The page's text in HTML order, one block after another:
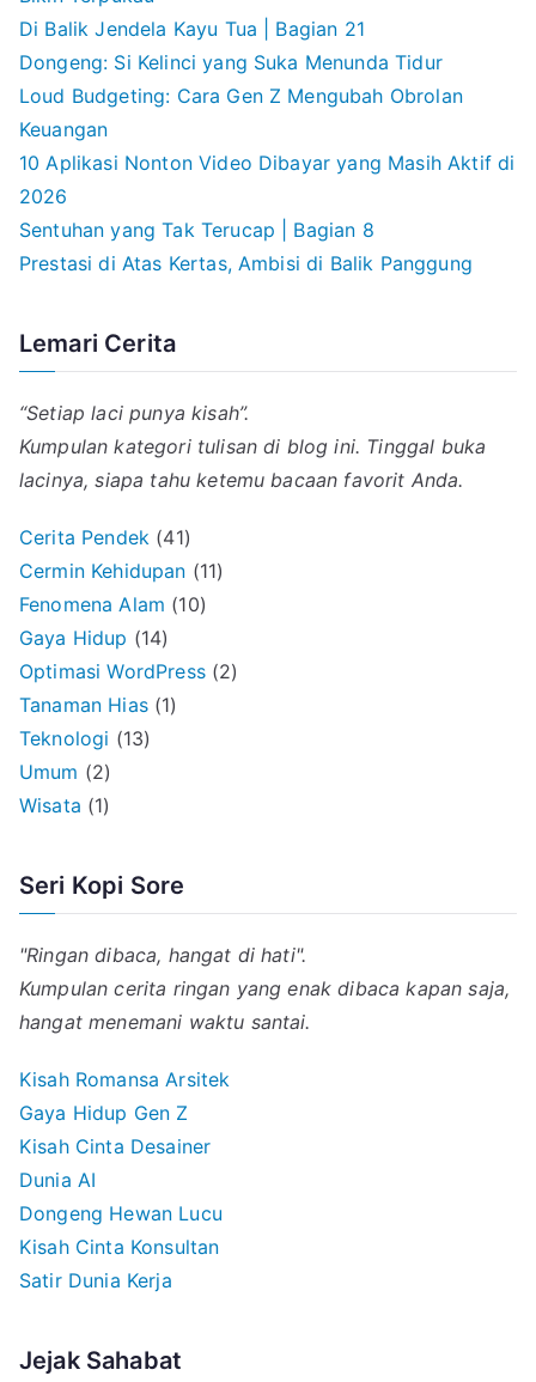
Di Balik Jendela Kayu Tua | Bagian 21
Dongeng: Si Kelinci yang Suka Menunda Tidur
Loud Budgeting: Cara Gen Z Mengubah Obrolan
Keuangan
10 Aplikasi Nonton Video Dibayar yang Masih Aktif di
2026
Sentuhan yang Tak Terucap | Bagian 8
Prestasi di Atas Kertas, Ambisi di Balik Panggung
Lemari Cerita
“Setiap laci punya kisah”.
Kumpulan kategori tulisan di blog ini. Tinggal buka
lacinya, siapa tahu ketemu bacaan favorit Anda.
Cerita Pendek (41)
Cermin Kehidupan (11)
Fenomena Alam (10)
Gaya Hidup (14)
Optimasi WordPress(2)
Tanaman Hias(1)
Teknologi (13)
Umum (2)
Wisata (1)
Seri Kopi Sore
"Ringan dibaca, hangat di hati".
Kumpulan cerita ringan yang enak dibaca kapan saja,
hangat menemani waktu santai.
Kisah Romansa Arsitek
Gaya Hidup Gen Z
Kisah Cinta Desainer
Dunia AI
Dongeng Hewan Lucu
Kisah Cinta Konsultan
Satir Dunia Kerja
Jejak Sahabat